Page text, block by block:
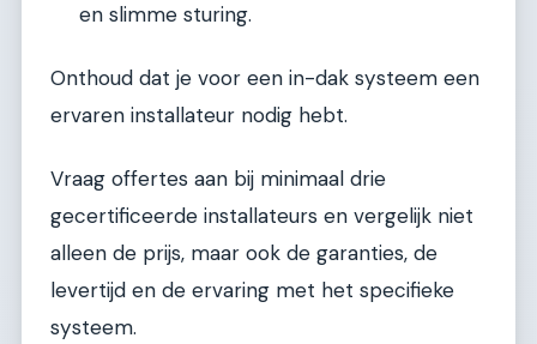
en slimme sturing.
Onthoud dat je voor een in-dak systeem een
ervaren installateur nodig hebt.
Vraag offertes aan bij minimaal drie
gecertificeerde installateurs en vergelijk niet
alleen de prijs, maar ook de garanties, de
levertijd en de ervaring met het specifieke
systeem.